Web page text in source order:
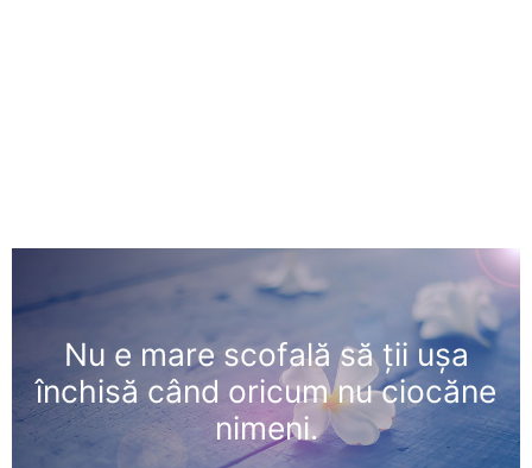
Nu e mare scofală să ţii uşa
închisă când oricum nu ciocăne
nimeni.